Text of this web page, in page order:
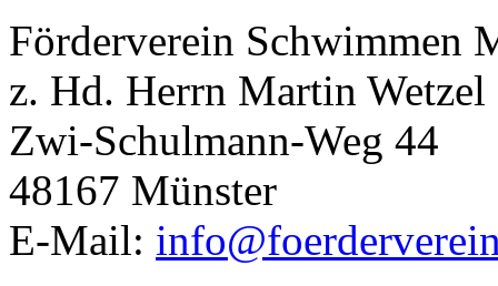
Förderverein Schwimmen
z. Hd. Herrn Martin Wetzel
Zwi-Schulmann-Weg 44
48167 Münster
E-Mail: